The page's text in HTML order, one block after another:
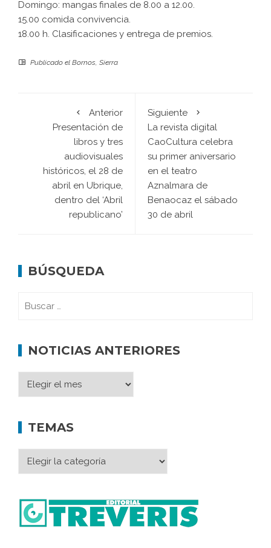
Domingo: mangas finales de 8.00 a 12.00.
15.00 comida convivencia.
18.00 h. Clasificaciones y entrega de premios.
Publicado el Bornos, Sierra
Anterior
Presentación de
libros y tres
audiovisuales
históricos, el 28 de
abril en Ubrique,
dentro del ‘Abril
republicano’
Siguiente
La revista digital
CaoCultura celebra
su primer aniversario
en el teatro
Aznalmara de
Benaocaz el sábado
30 de abril
BÚSQUEDA
NOTICIAS ANTERIORES
TEMAS